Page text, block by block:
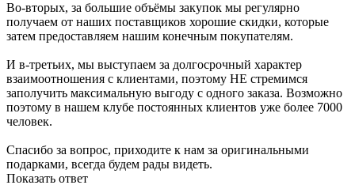
Во-вторых, за большие объёмы закупок мы регулярно
получаем от наших поставщиков хорошие скидки, которые
затем предоставляем нашим конечным покупателям.
И в-третьих, мы выступаем за долгосрочный характер
взаимоотношения с клиентами, поэтому НЕ стремимся
заполучить максимальную выгоду с одного заказа. Возможно
поэтому в нашем клубе постоянных клиентов уже более 7000
человек.
Спасибо за вопрос, приходите к нам за оригинальными
подарками, всегда будем рады видеть.
Показать ответ